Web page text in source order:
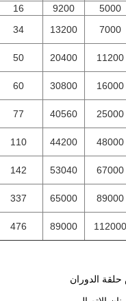
5000
9200
16
7000
13200
34
11200
20400
50
16000
30800
60
25000
40560
77
48000
44200
110
67000
53040
142
89000
65000
337
112000
89000
476